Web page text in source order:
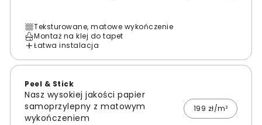
Teksturowane, matowe wykończenie
Montaż na klej do tapet
Łatwa instalacja
Peel & Stick
Nasz wysokiej jakości papier
samoprzylepny z matowym
wykończeniem
199 zł/m²